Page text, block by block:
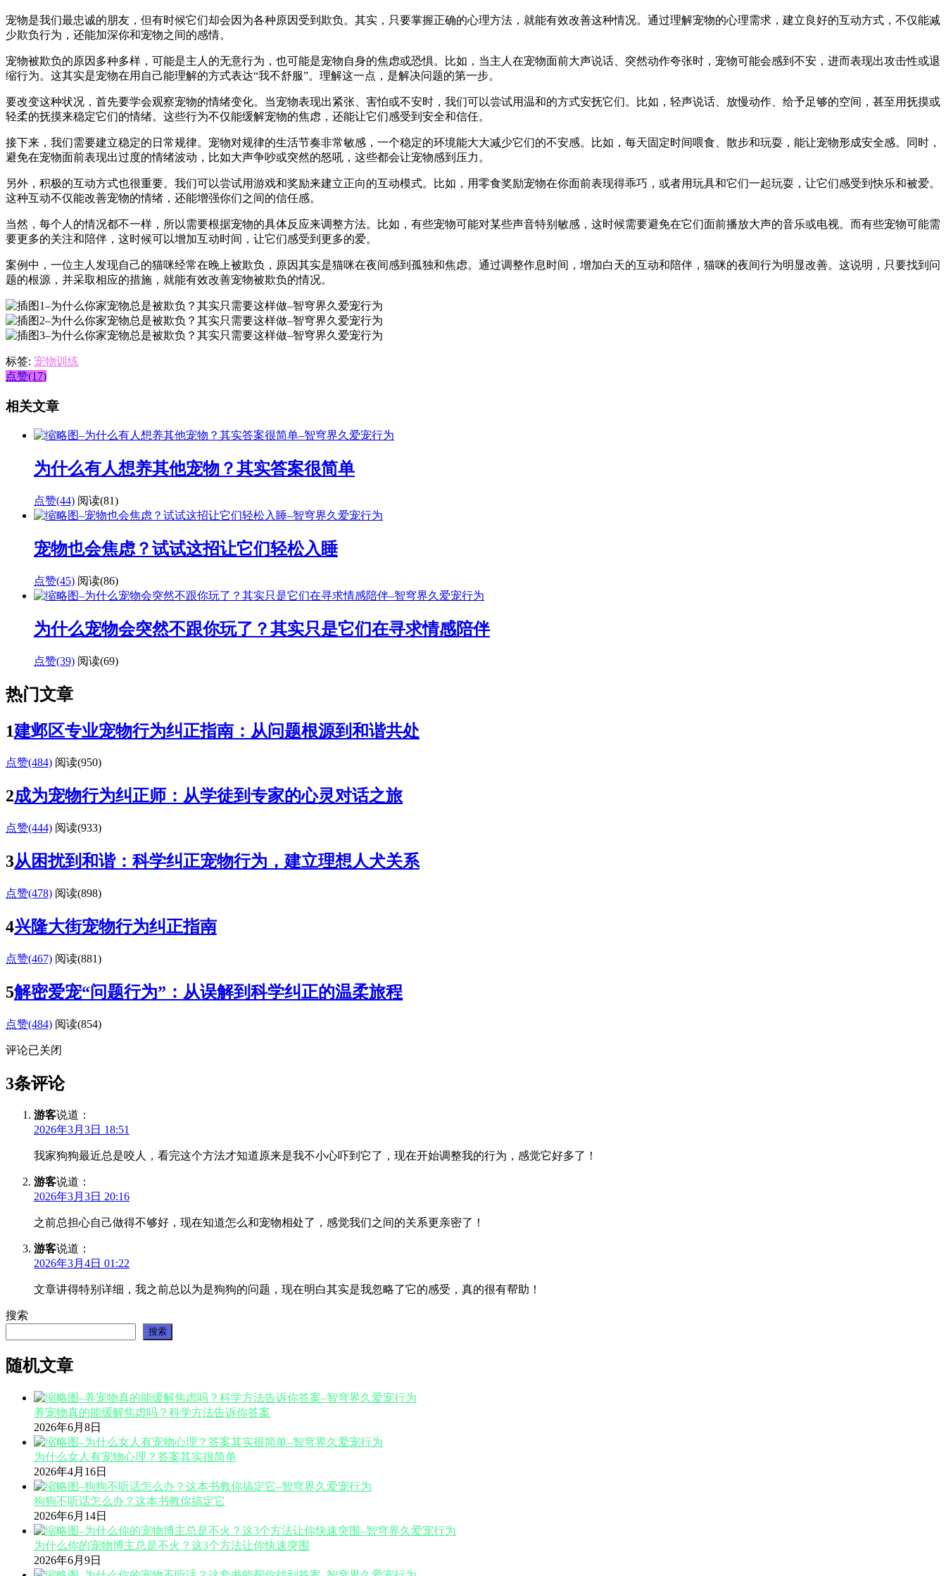
宠物是我们最忠诚的朋友，但有时候它们却会因为各种原因受到欺负。其实，只要掌握正确的心理方法，就能有效改善这种情况。通过理解宠物的心理需求，建立良好的互动方式，不仅能减
少欺负行为，还能加深你和宠物之间的感情。
宠物被欺负的原因多种多样，可能是主人的无意行为，也可能是宠物自身的焦虑或恐惧。比如，当主人在宠物面前大声说话、突然动作夸张时，宠物可能会感到不安，进而表现出攻击性或退
缩行为。这其实是宠物在用自己能理解的方式表达“我不舒服”。理解这一点，是解决问题的第一步。
要改变这种状况，首先要学会观察宠物的情绪变化。当宠物表现出紧张、害怕或不安时，我们可以尝试用温和的方式安抚它们。比如，轻声说话、放慢动作、给予足够的空间，甚至用抚摸或
轻柔的抚摸来稳定它们的情绪。这些行为不仅能缓解宠物的焦虑，还能让它们感受到安全和信任。
接下来，我们需要建立稳定的日常规律。宠物对规律的生活节奏非常敏感，一个稳定的环境能大大减少它们的不安感。比如，每天固定时间喂食、散步和玩耍，能让宠物形成安全感。同时，
避免在宠物面前表现出过度的情绪波动，比如大声争吵或突然的怒吼，这些都会让宠物感到压力。
另外，积极的互动方式也很重要。我们可以尝试用游戏和奖励来建立正向的互动模式。比如，用零食奖励宠物在你面前表现得乖巧，或者用玩具和它们一起玩耍，让它们感受到快乐和被爱。
这种互动不仅能改善宠物的情绪，还能增强你们之间的信任感。
当然，每个人的情况都不一样，所以需要根据宠物的具体反应来调整方法。比如，有些宠物可能对某些声音特别敏感，这时候需要避免在它们面前播放大声的音乐或电视。而有些宠物可能需
要更多的关注和陪伴，这时候可以增加互动时间，让它们感受到更多的爱。
案例中，一位主人发现自己的猫咪经常在晚上被欺负，原因其实是猫咪在夜间感到孤独和焦虑。通过调整作息时间，增加白天的互动和陪伴，猫咪的夜间行为明显改善。这说明，只要找到问
题的根源，并采取相应的措施，就能有效改善宠物被欺负的情况。
标签: 宠物训练
点赞(17)
相关文章
为什么有人想养其他宠物？其实答案很简单
点赞(44) 阅读(81)
宠物也会焦虑？试试这招让它们轻松入睡
点赞(45) 阅读(86)
为什么宠物会突然不跟你玩了？其实只是它们在寻求情感陪伴
点赞(39) 阅读(69)
热门文章
1建邺区专业宠物行为纠正指南：从问题根源到和谐共处
点赞(484) 阅读(950)
2成为宠物行为纠正师：从学徒到专家的心灵对话之旅
点赞(444) 阅读(933)
3从困扰到和谐：科学纠正宠物行为，建立理想人犬关系
点赞(478) 阅读(898)
4兴隆大街宠物行为纠正指南
点赞(467) 阅读(881)
5解密爱宠“问题行为”：从误解到科学纠正的温柔旅程
点赞(484) 阅读(854)
评论已关闭
3条评论
游客说道：
2026年3月3日 18:51
我家狗狗最近总是咬人，看完这个方法才知道原来是我不小心吓到它了，现在开始调整我的行为，感觉它好多了！
游客说道：
2026年3月3日 20:16
之前总担心自己做得不够好，现在知道怎么和宠物相处了，感觉我们之间的关系更亲密了！
游客说道：
2026年3月4日 01:22
文章讲得特别详细，我之前总以为是狗狗的问题，现在明白其实是我忽略了它的感受，真的很有帮助！
搜索
搜索
随机文章
养宠物真的能缓解焦虑吗？科学方法告诉你答案
2026年6月8日
为什么女人有宠物心理？答案其实很简单
2026年4月16日
狗狗不听话怎么办？这本书教你搞定它
2026年6月14日
为什么你的宠物博主总是不火？这3个方法让你快速突围
2026年6月9日